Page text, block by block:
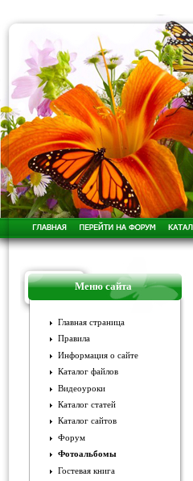
Меню сайта
Главная страница
Правила
Информация о сайте
Каталог файлов
Видеоуроки
Каталог статей
Каталог сайтов
Форум
Фотоальбомы
Гостевая книга